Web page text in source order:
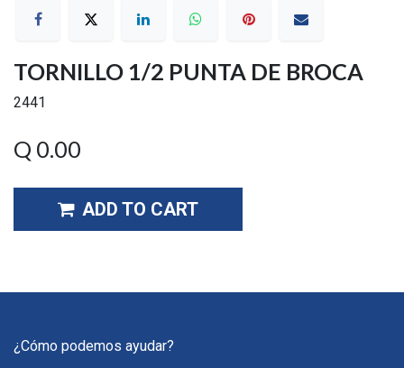
TORNILLO 1/2 PUNTA DE BROCA
2441
Q 0.00
ADD TO CART
¿Cómo podemos ayudar?